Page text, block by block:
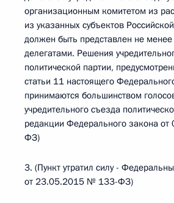
организационным комитетом из
из указанных субъектов
должен быть представлен не
делегатами. Решения
политической партии,
статьи 11 настоящего
принимаются большинством
учредительного съезда
редакции Федерального закона
ФЗ)
3. (Пункт утратил силу -
от 23.05.2015 № 133-ФЗ)